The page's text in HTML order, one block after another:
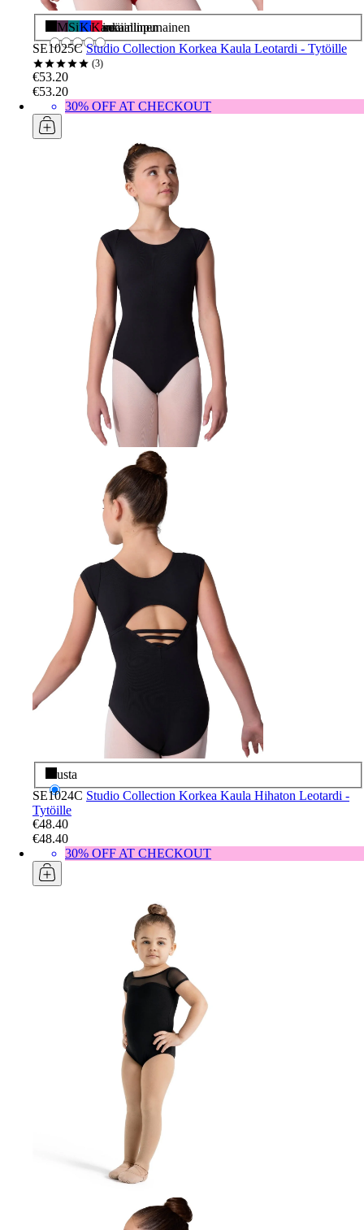
Musta
Munakoiso
Sinivihreä
Kuninkaallinen
Karmiininpunainen
SE1025C Studio Collection Korkea Kaula Leotardi - Tytöille
3
€53.20
€53.20
30% OFF AT CHECKOUT
Musta
SE1024C Studio Collection Korkea Kaula Hihaton Leotardi -
Tytöille
€48.40
€48.40
30% OFF AT CHECKOUT